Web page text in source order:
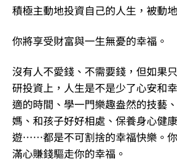
積極主動地投資自己的人生，被動
你將享受財富與一生無憂的幸福。
沒有人不愛錢、不需要錢，但如果
研投資上，人生是不是少了心安
適的時間、學一門樂趣盎然的技藝
媽、和孩子好好相處、保養身心健
遊……都是不可割捨的幸福快樂。
滿心賺錢驅走你的幸福。